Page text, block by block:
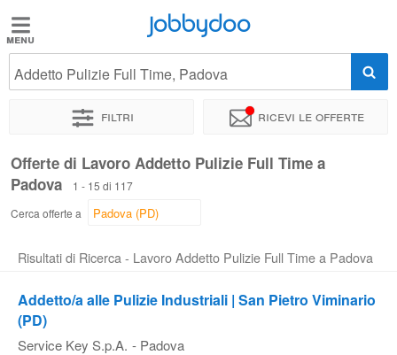
Jobbydoo
Offerte
Stipendi
professioni
Blog
Jobbydoo
Addetto Pulizie Full Time, Padova
Filtri Ricevi le offerte
Offerte di Lavoro Addetto Pulizie Full Time a
Padova
1 - 15 di 117
Cerca offerte a
Risultati di Ricerca - Lavoro Addetto Pulizie Full Time a Padova
Addetto/a alle Pulizie Industriali | San Pietro Viminario
(PD)
Service Key S.p.A. - Padova